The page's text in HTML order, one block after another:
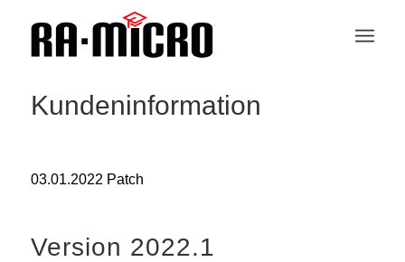
Kundeninformation
03.01.2022 Patch
Version 2022.1